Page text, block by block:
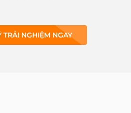
TRẢI NGHIỆM NGAY